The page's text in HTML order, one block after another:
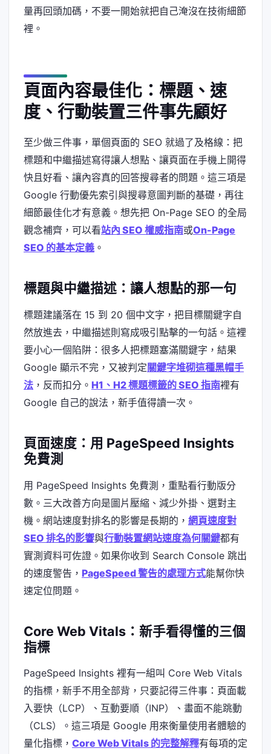
量再回頭加碼，不要一開始就把自己淹沒在技術細節
裡。
頁面內容最佳化：標題、速
度、行動裝置三件事先顧好
至少做三件事，單個頁面的 SEO 就過了及格線：把
標題和中繼描述寫得讓人想點、讓頁面在手機上開得
快且好看、讓內容真的回答搜尋者的問題。這三項是
Google 行動優先索引與搜尋意圖判斷的基礎，再往
細節最佳化才有意義。想先把 On-Page SEO 的全局
觀念補齊，可以看站內 SEO 權威指南或On-Page
SEO 的基本定義 。
標題與中繼描述：讓人想點的那一句
標題建議落在 15 到 20 個中文字，把目標關鍵字自
然放進去，中繼描述則寫成吸引點擊的一句話。這裡
要小心一個陷阱：很多人把標題塞滿關鍵字，結果
Google 顯示不完，又被判定 關鍵字堆砌這種黑帽手
法 ，反而扣分。 H1、H2 標題標籤的 SEO 指南裡有
Google 自己的說法，新手值得讀一次。
頁面速度：用 PageSpeed Insights
免費測
用 PageSpeed Insights 免費測，重點看行動版分
數。三大改善方向是圖片壓縮、減少外掛、選對主
機。網站速度對排名的影響是長期的， 網頁速度對
SEO 排名的影響與行動裝置網站速度為何關鍵都有
實測資料可佐證。如果你收到 Search Console 跳出
的速度警告， PageSpeed 警告的處理方式能幫你快
速定位問題。
Core Web Vitals：新手看得懂的三個
指標
PageSpeed Insights 裡有一組叫 Core Web Vitals
的指標，新手不用全部背，只要記得三件事：頁面載
入要快（LCP）、互動要順（INP）、畫面不能跳動
（CLS）。這三項是 Google 用來衡量使用者體驗的
量化指標， Core Web Vitals 的完整解釋有每項的定